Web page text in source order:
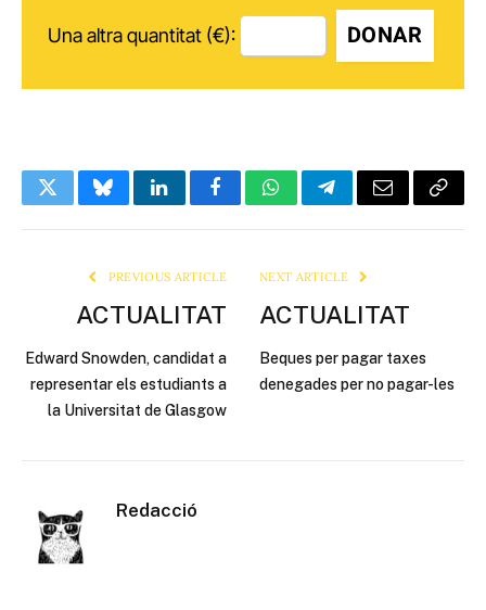
Una altra quantitat (€): DONAR
TwitterBlueskyLinkedInFacebookWhatsAppTelegramEmail Copy
PREVIOUS ARTICLE
ACTUALITAT
Edward Snowden, candidat a
representar els estudiants a
la Universitat de Glasgow
NEXT ARTICLE
ACTUALITAT
Beques per pagar taxes
denegades per no pagar-les
Redacció